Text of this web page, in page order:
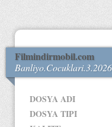
Filmindirmobil.com
DOSYA ADI
DOSYA TIPI